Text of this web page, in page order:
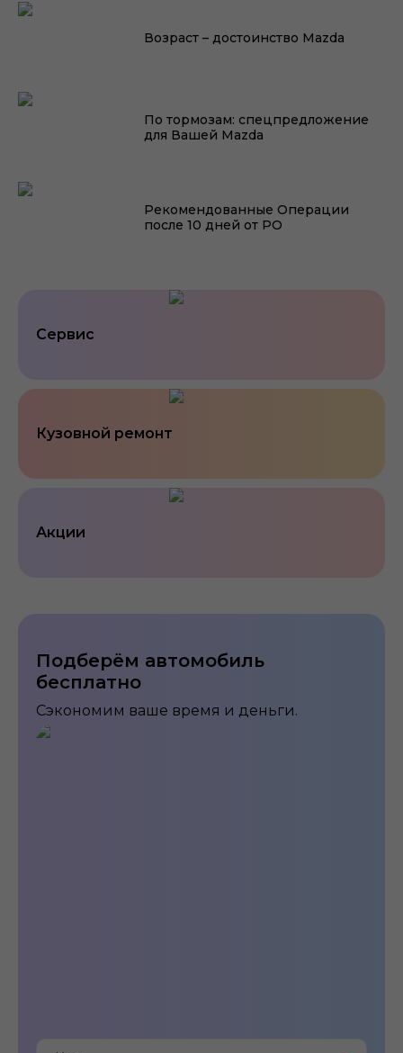
познакомимся!Возраст – достоинство Mazda
По тормозам: спецпредложение
для Вашей Mazda
Рекомендованные Операции
после 10 дней от РО
Сервис
Кузовной ремонт
Акции
Подберём автомобиль
бесплатно
Сэкономим ваше время и деньги.